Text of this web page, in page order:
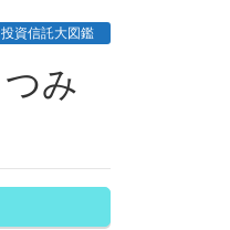
投資信託大図鑑